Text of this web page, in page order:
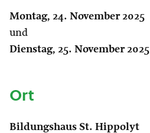
Montag, 24. November 2025
und
Dienstag, 25. November 2025
Ort
Bildungshaus St. Hippolyt